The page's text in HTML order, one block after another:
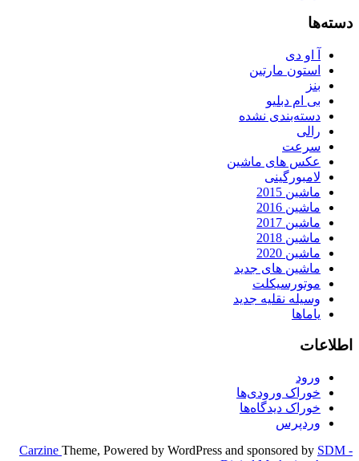
دسته‌ها
آ او دی
استون مارتین
بنز
بی ام دبلیو
دسته‌بندی نشده
رالی
سرعت
عکس های ماشین
لامبورگینی
ماشین 2015
ماشین 2016
ماشین 2017
ماشین 2018
ماشین 2020
ماشین های جدید
موتورسیکلت
وسیله نقلیه جدید
یاماها
اطلاعات
ورود
خوراک ورودی‌ها
خوراک دیدگاه‌ها
وردپرس
Carzine Theme, Powered by WordPress and sponsored by SDM -